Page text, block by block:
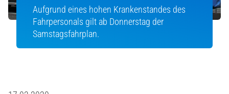
Aufgrund eines hohen Krankenstandes des
Fahrpersonals gilt ab Donnerstag der
Samstagsfahrplan.